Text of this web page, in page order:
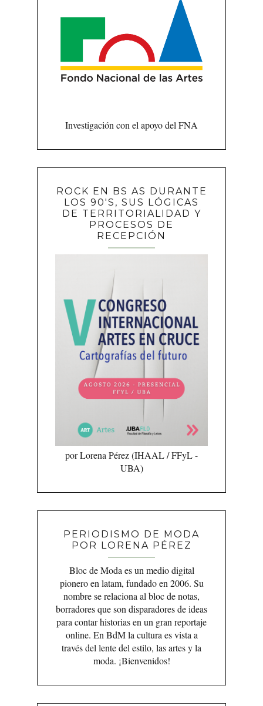
Investigación con el apoyo del FNA
ROCK EN BS AS DURANTE
LOS 90'S, SUS LÓGICAS
DE TERRITORIALIDAD Y
PROCESOS DE
RECEPCIÓN
por Lorena Pérez (IHAAL / FFyL -
UBA)
PERIODISMO DE MODA
POR LORENA PÉREZ
Bloc de Moda es un medio digital
pionero en latam, fundado en 2006. Su
nombre se relaciona al bloc de notas,
borradores que son disparadores de ideas
para contar historias en un gran reportaje
online. En BdM la cultura es vista a
través del lente del estilo, las artes y la
moda. ¡Bienvenidos!